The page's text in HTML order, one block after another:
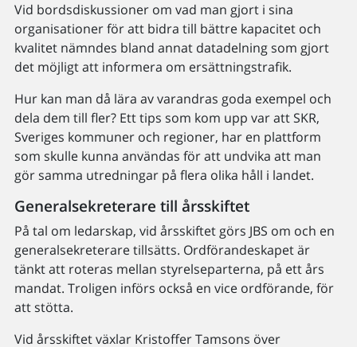
Vid bordsdiskussioner om vad man gjort i sina
organisationer för att bidra till bättre kapacitet och
kvalitet nämndes bland annat datadelning som gjort
det möjligt att informera om ersättningstrafik.
Hur kan man då lära av varandras goda exempel och
dela dem till fler? Ett tips som kom upp var att SKR,
Sveriges kommuner och regioner, har en plattform
som skulle kunna användas för att undvika att man
gör samma utredningar på flera olika håll i landet.
Generalsekreterare till årsskiftet
På tal om ledarskap, vid årsskiftet görs JBS om och en
generalsekreterare tillsätts. Ordförandeskapet är
tänkt att roteras mellan styrelseparterna, på ett års
mandat. Troligen införs också en vice ordförande, för
att stötta.
Vid årsskiftet växlar Kristoffer Tamsons över